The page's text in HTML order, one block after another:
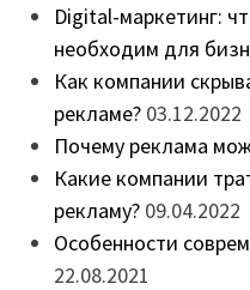
Digital-маркетинг:
необходим для
Как компании
рекламе? 03.12.2022
Почему реклама
Какие компании
рекламу? 09.04.2022
Особенности
22.08.2021